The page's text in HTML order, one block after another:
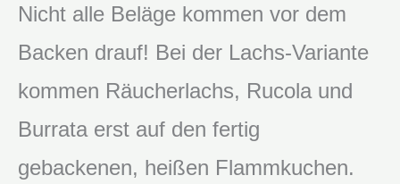
Nicht alle Beläge kommen vor dem
Backen drauf! Bei der Lachs-Variante
kommen Räucherlachs, Rucola und
Burrata erst auf den fertig
gebackenen, heißen Flammkuchen.